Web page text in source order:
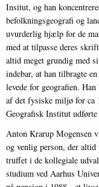
Insitut, og han
befolkningsgeografi og
uvurderlig hjælp for de
med at tilpasse deres
altid meget grundig med
indebar, at han tilbragte
levede for geografien.
af det fysiske miljø for ca
Geografisk Institut
Anton Krarup Mogensen
og venlig person, der
truffet i de kollegiale
studium ved Aarhus